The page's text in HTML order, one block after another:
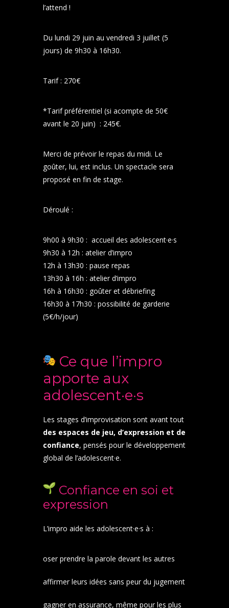
l’attend !
Du lundi 29 juin au vendredi 3 juillet (5
jours) de 9h30 à 16h30.
Tarif : 270€
*Tarif préférentiel (si acompte de 50€
avant le 20 juin) : 245€.
Merci de prévoir le repas du midi. Le
goûter, lui, est inclus. Un spectacle sera
proposé en fin de stage.
Déroulé :
9h00 à 9h30 : accueil des adolescent·e·s
9h30 à 12h : atelier d’impro
12h à 13h30 : pause repas
13h30 à 16h : atelier d’impro
16h à 16h30 : goûter et débriefing
16h30 à 17h30 : possibilité de garderie
(5€/h/jour)
Ce que l’impro
apporte aux
adolescent·e·s
Les stages d’improvisation sont avant tout
des espaces de jeu, d’expression et de
confiance, pensés pour le développement
global de l’adolescent·e.
Confiance en soi et
expression
L’impro aide les adolescent·e·s à :
oser prendre la parole devant les autres
affirmer leurs idées sans peur du jugement
gagner en assurance, même pour les plus